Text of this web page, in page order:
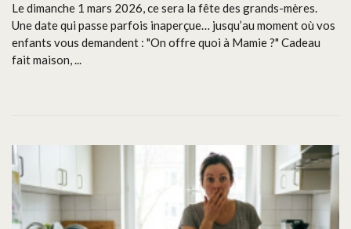
Le dimanche 1 mars 2026, ce sera la fête des grands-mères.
Une date qui passe parfois inaperçue… jusqu’au moment où vos
enfants vous demandent : "On offre quoi à Mamie ?" Cadeau
fait maison, ...